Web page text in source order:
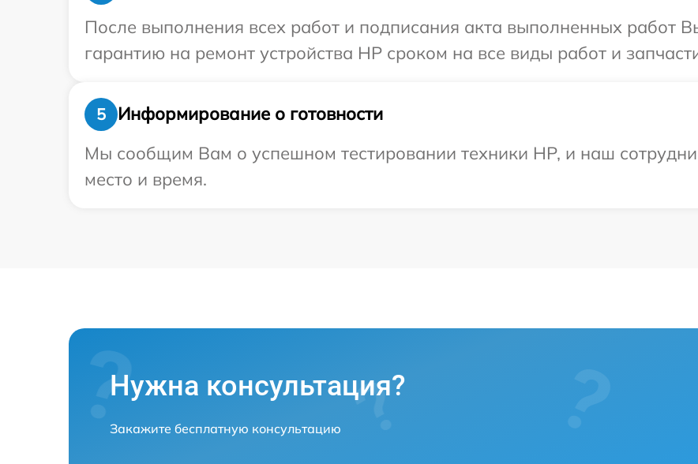
После выполнения всех работ и подписания акта выполненных работ
гарантию на ремонт устройства HP сроком на все виды работ и
5
Информирование о готовности
Мы сообщим Вам о успешном тестировании техники HP, и наш
место и время.
Нужна консультация?
Закажите бесплатную консультацию